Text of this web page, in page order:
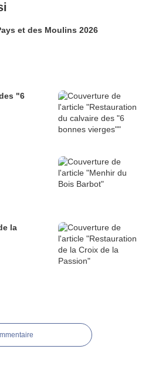
et des Moulins 2026
"6
la